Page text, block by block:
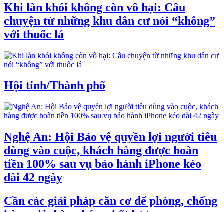
Khi làn khói không còn vô hại: Câu
chuyện từ những khu dân cư nói “không”
với thuốc lá
Hội tỉnh/Thành phố
Nghệ An: Hội Bảo vệ quyền lợi người tiêu
dùng vào cuộc, khách hàng được hoàn
tiền 100% sau vụ bảo hành iPhone kéo
dài 42 ngày
Cần các giải pháp căn cơ để phòng, chống